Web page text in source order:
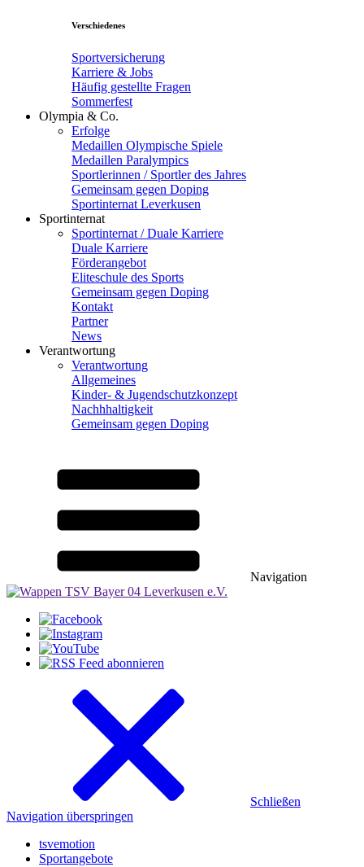
Verschiedenes
Sportversicherung
Karriere & Jobs
Häufig gestellte Fragen
Sommerfest
Olympia & Co.
Erfolge
Medaillen Olympische Spiele
Medaillen Paralympics
Sportlerinnen / Sportler des Jahres
Gemeinsam gegen Doping
Sportinternat Leverkusen
Sportinternat
Sportinternat / Duale Karriere
Duale Karriere
Förderangebot
Eliteschule des Sports
Gemeinsam gegen Doping
Kontakt
Partner
News
Verantwortung
Verantwortung
Allgemeines
Kinder- & Jugendschutzkonzept
Nachhhaltigkeit
Gemeinsam gegen Doping
Navigation
Schließen
Navigation überspringen
tsvemotion
Sportangebote